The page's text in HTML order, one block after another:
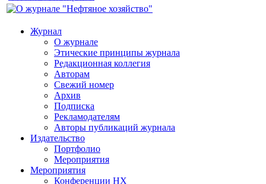
Журнал
О журнале
Этические принципы журнала
Редакционная коллегия
Авторам
Свежий номер
Архив
Подписка
Рекламодателям
Авторы публикаций журнала
Издательство
Портфолио
Мероприятия
Мероприятия
Конференции НХ